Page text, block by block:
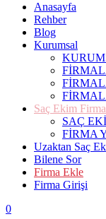
Anasayfa
Rehber
Blog
Kurumsal
Saç Ekim
SAÇ
FİRMA
Uzaktan Saç
Bilene Sor
Firma Ekle
Firma Girişi
0